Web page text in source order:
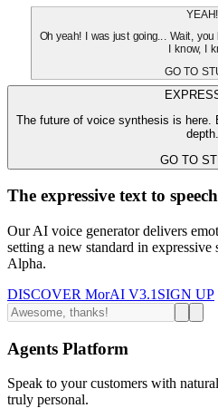
YEAH!
Oh yeah! I was just going... Wait, you
I know, I
GO TO
The future of voice synthesis is here.
depth.
GO TO
The expressive text to
Our AI voice generator delivers
setting a new standard in
Alpha.
DISCOVER MorAI V3.1 SIGN UP
Agents Platform
Speak to your customers with
truly personal.